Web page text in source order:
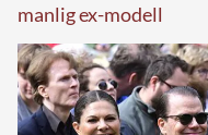
manlig ex-modell